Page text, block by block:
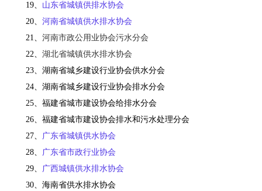
19、 山东省城镇供排水协会
20、 河南省城镇供水排水协会
21、 河南市政公用业协会污水分会
22、 湖北省城镇供水排水协会
23、湖南省城乡建设行业协会供水分会
24、湖南省城乡建设行业协会排水分会
25、福建省城市建设协会给排水分会
26、福建省城市建设协会排水和污水处理分会
27、 广东省城镇供水协会
28、 广东省市政行业协会
29、 广西城镇供水排水协会
30、 海南省供水排水协会